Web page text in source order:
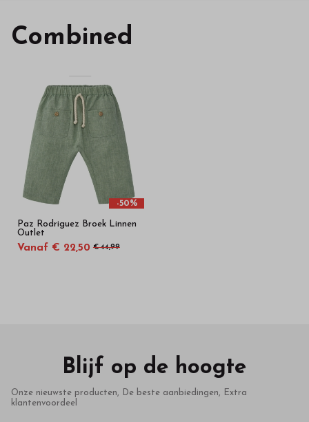
Combined
-50%
Paz Rodriguez Broek Linnen
Outlet
Vanaf € 22,50 € 44,99
Blijf op de hoogte
Onze nieuwste producten, De beste aanbiedingen, Extra
klantenvoordeel